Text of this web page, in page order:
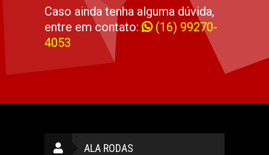
Caso ainda tenha alguma dúvida,
entre em contato:
(16) 99270-
4053
ALA RODAS